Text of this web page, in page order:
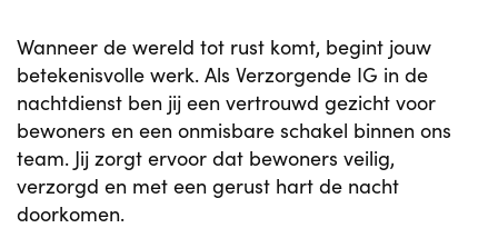
Wanneer de wereld tot rust komt, begint jouw
betekenisvolle werk. Als Verzorgende IG in de
nachtdienst ben jij een vertrouwd gezicht voor
bewoners en een onmisbare schakel binnen ons
team. Jij zorgt ervoor dat bewoners veilig,
verzorgd en met een gerust hart de nacht
doorkomen.